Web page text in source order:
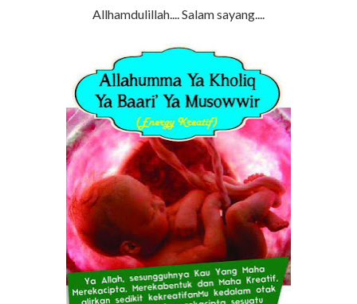
Allhamdulillah.... Salam sayang....